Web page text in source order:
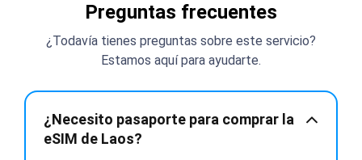
Preguntas frecuentes
¿Todavía tienes preguntas sobre este servicio?
Estamos aquí para ayudarte.
¿Necesito pasaporte para comprar la
eSIM de Laos?